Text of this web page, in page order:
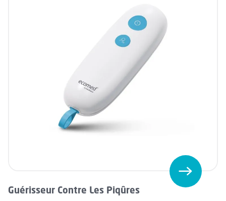
Guérisseur Contre Les Piqûres